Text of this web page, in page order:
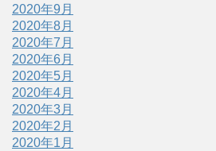
2020年9月
2020年8月
2020年7月
2020年6月
2020年5月
2020年4月
2020年3月
2020年2月
2020年1月